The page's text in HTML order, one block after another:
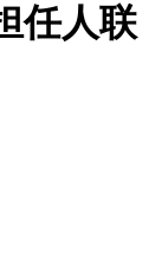
任人联